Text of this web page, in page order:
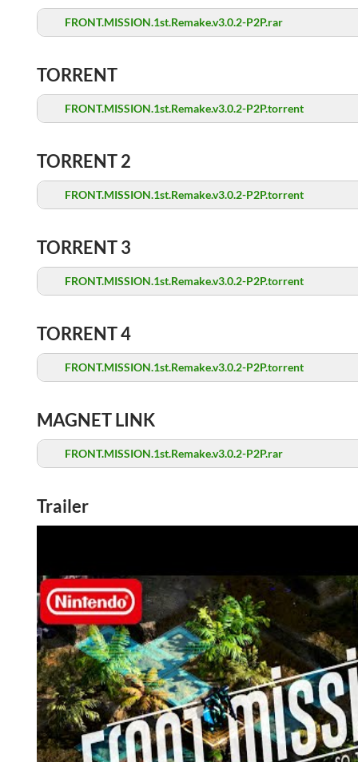
FRONT.MISSION.1st.Remake.v3.0.2-P2P.rar
TORRENT
FRONT.MISSION.1st.Remake.v3.0.2-P2P.torrent
TORRENT 2
FRONT.MISSION.1st.Remake.v3.0.2-P2P.torrent
TORRENT 3
FRONT.MISSION.1st.Remake.v3.0.2-P2P.torrent
TORRENT 4
FRONT.MISSION.1st.Remake.v3.0.2-P2P.torrent
MAGNET LINK
FRONT.MISSION.1st.Remake.v3.0.2-P2P.rar
Trailer